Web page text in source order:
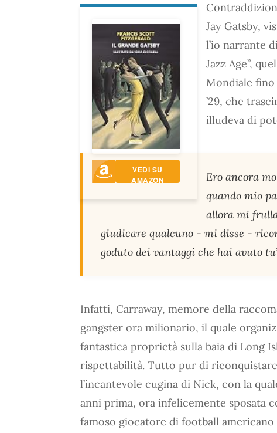
VEDI SU
AMAZON
Jay Gatsby,
l’io narrante
Jazz Age”,
Mondiale fino
’29, che
illudeva di
Ero ancora
quando mio
allora mi
giudicare qualcuno - mi disse -
go­duto dei vantaggi che hai avuto
Infatti, Carraway, memore della
gangster ora milionario, il quale
fantastica proprietà sulla baia di Long
rispettabilità. Tutto pur di
l’incantevole cugina di Nick, con la
anni prima, ora infelicemente sposata
famoso giocatore di football